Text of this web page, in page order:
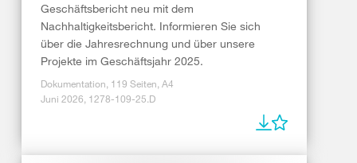
Geschäftsbericht neu mit dem
Nachhaltigkeitsbericht. Informieren Sie sich
über die Jahresrechnung und über unsere
Projekte im Geschäftsjahr 2025.
Dokumentation, 119 Seiten, A4
Juni 2026, 1278-109-25.D